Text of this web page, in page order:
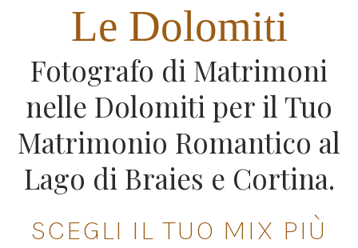
Le Dolomiti
Fotografo di Matrimoni
nelle Dolomiti per il Tuo
Matrimonio Romantico al
Lago di Braies e Cortina.
SCEGLI IL TUO MIX PIÙ